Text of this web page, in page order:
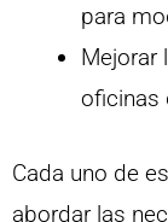
para
Mejorar
oficinas
Cada uno de
abordar las